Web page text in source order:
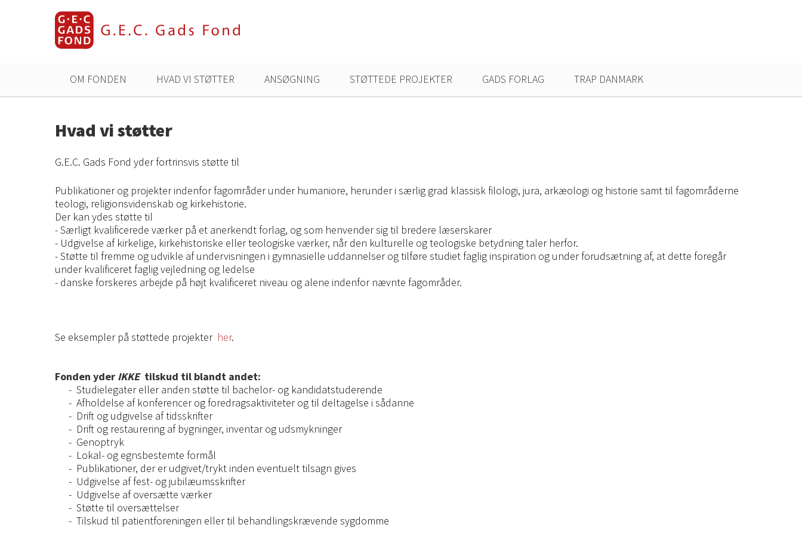
OM FONDEN HVAD VI STØTTER ANSØGNING STØTTEDE PROJEKTER GADS FORLAG TRAP DANMARK
Hvad vi støtter
G.E.C. Gads Fond yder fortrinsvis støtte til
Publikationer og projekter indenfor fagområder under humaniore, herunder i særlig grad klassisk filologi, jura, arkæologi og historie samt til fagområderne
teologi, religionsvidenskab og kirkehistorie.
Der kan ydes støtte til
- Særligt kvalificerede værker på et anerkendt forlag, og som henvender sig til bredere læserskarer
- Udgivelse af kirkelige, kirkehistoriske eller teologiske værker, når den kulturelle og teologiske betydning taler herfor.
- Støtte til fremme og udvikle af undervisningen i gymnasielle uddannelser og tilføre studiet faglig inspiration og under forudsætning af, at dette foregår
under kvalificeret faglig vejledning og ledelse
- danske forskeres arbejde på højt kvalificeret niveau og alene indenfor nævnte fagområder.
Se eksempler på støttede projekter her.
Fonden yder IKKEtilskud til blandt andet:
- Studielegater eller anden støtte til bachelor- og kandidatstuderende
- Afholdelse af konferencer og foredragsaktiviteter og til deltagelse i sådanne
- Drift og udgivelse af tidsskrifter
- Drift og restaurering af bygninger, inventar og udsmykninger
- Genoptryk
- Lokal- og egnsbestemte formål
- Publikationer, der er udgivet/trykt inden eventuelt tilsagn gives
- Udgivelse af fest- og jubilæumsskrifter
- Udgivelse af oversætte værker
- Støtte til oversættelser
- Tilskud til patientforeningen eller til behandlingskrævende sygdomme